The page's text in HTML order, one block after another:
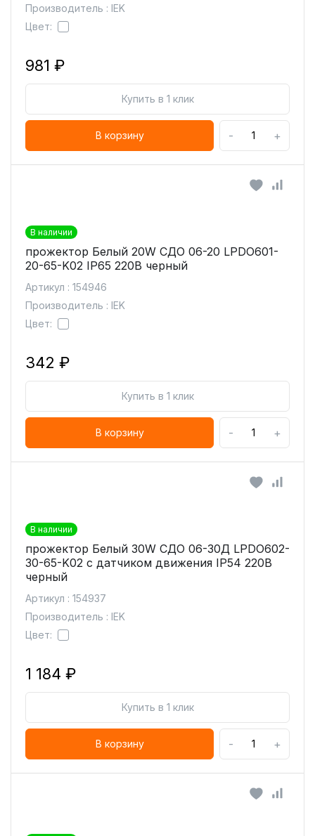
Производитель : IEK
Цвет:
981 ₽
Купить в 1 клик
В корзину - +
В наличии
прожектор Белый 20W СДО 06-20 LPDO601-
20-65-K02 IP65 220В черный
Артикул : 154946
Производитель : IEK
Цвет:
342 ₽
Купить в 1 клик
В корзину - +
В наличии
прожектор Белый 30W СДО 06-30Д LPDO602-
30-65-K02 с датчиком движения IP54 220В
черный
Артикул : 154937
Производитель : IEK
Цвет:
1 184 ₽
Купить в 1 клик
В корзину - +